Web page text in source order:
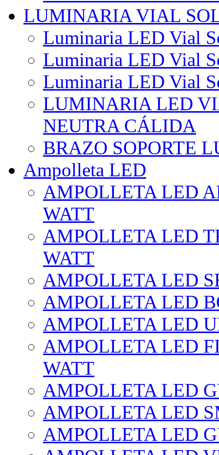
LUMINARIA VIAL
Luminaria LED Vial
Luminaria LED Vial
Luminaria LED Vial
LUMINARIA LED
NEUTRA CÁLIDA
BRAZO SOPORTE
Ampolleta LED
AMPOLLETA LED
WATT
AMPOLLETA LED
WATT
AMPOLLETA LED
AMPOLLETA LED
AMPOLLETA LED
AMPOLLETA LED
WATT
AMPOLLETA LED
AMPOLLETA LED
AMPOLLETA LED